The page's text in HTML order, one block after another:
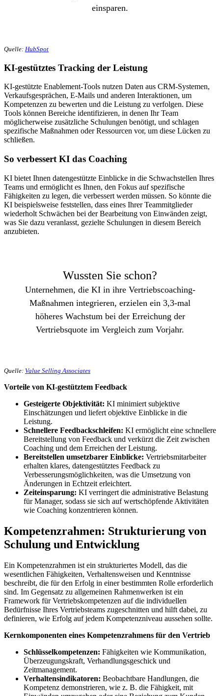
einsparen.
Quelle: HubSpot
KI-gestütztes Tracking der Leistung
KI-gestützte Enablement-Tools nutzen Daten aus CRM-Systemen,
Verkaufsgesprächen, E-Mails und anderen Interaktionen, um
Kompetenzen zu bewerten und die Leistung zu verfolgen. Diese
Tools können Bereiche identifizieren, in denen Ihr Team
möglicherweise zusätzliche Schulungen benötigt, und schlagen
spezifische Maßnahmen oder Ressourcen vor, um diese Lücken zu
schließen.
So verbessert KI das Coaching
KI bietet Ihnen datengestützte Einblicke in die Schwachstellen Ihres
Teams und ermöglicht es Ihnen, den Fokus auf spezifische
Fähigkeiten zu legen, die verbessert werden müssen. So könnte die
KI beispielsweise feststellen, dass eines Ihrer Teammitglieder
wiederholt Schwächen bei der Bearbeitung von Einwänden zeigt,
was Sie dazu veranlasst, gezielte Schulungen in diesem Bereich
anzubieten.
Wussten Sie schon?
Unternehmen, die KI in ihre Vertriebscoaching-
Maßnahmen integrieren, erzielen ein 3,3-mal
höheres Wachstum bei der Erreichung der
Vertriebsquote im Vergleich zum Vorjahr.
Quelle: Value Selling Associates
Vorteile von KI-gestütztem Feedback
Gesteigerte Objektivität: KI minimiert subjektive
Einschätzungen und liefert objektive Einblicke in die
Leistung.
Schnellere Feedbackschleifen: KI ermöglicht eine schnellere
Bereitstellung von Feedback und verkürzt die Zeit zwischen
Coaching und dem Erreichen der Leistung.
Bereitstellen umsetzbarer Einblicke: Vertriebsmitarbeiter
erhalten klares, datengestütztes Feedback zu
Verbesserungsmöglichkeiten, was die Umsetzung von
Änderungen in Echtzeit erleichtert.
Zeiteinsparung: KI verringert die administrative Belastung
für Manager, sodass sie sich auf wertschöpfende Aktivitäten
wie Coaching konzentrieren können.
Kompetenzrahmen: Strukturierung von
Schulung und Entwicklung
Ein Kompetenzrahmen ist ein strukturiertes Modell, das die
wesentlichen Fähigkeiten, Verhaltensweisen und Kenntnisse
beschreibt, die für den Erfolg in einer bestimmten Rolle erforderlich
sind. Im Gegensatz zu allgemeinen Rahmenwerken ist ein
Framework für Vertriebskompetenzen auf die individuellen
Bedürfnisse Ihres Vertriebsteams zugeschnitten und hilft dabei, zu
definieren, wie Erfolg auf jedem Kompetenzniveau aussehen sollte.
Kernkomponenten eines Kompetenzrahmens für den Vertrieb
Schlüsselkompetenzen: Fähigkeiten wie Kommunikation,
Überzeugungskraft, Verhandlungsgeschick und
Zeitmanagement.
Verhaltensindikatoren: Beobachtbare Handlungen, die
Kompetenz demonstrieren, wie z. B. die Fähigkeit, mit